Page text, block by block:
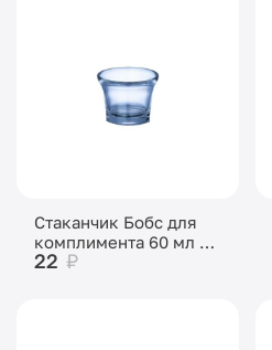
Стаканчик Бобс для
комплимента 60 мл d-
0 мм h-55 мм
22 ₽